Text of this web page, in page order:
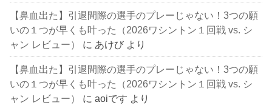
【鼻血出た】引退間際の選手のプレーじゃない！3つの願
いの１つが早くも叶った（2026ワシントン１回戦 vs. シ
ャン レビュー）
に あけび より
【鼻血出た】引退間際の選手のプレーじゃない！3つの願
いの１つが早くも叶った（2026ワシントン１回戦 vs. シ
ャン レビュー）
にaoiです より